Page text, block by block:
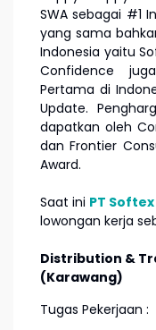
SWA sebagai #1
yang sama
Indonesia yaitu
Confidence
Pertama di
Update.
dapatkan oleh
dan Frontier
Award.
Saat ini PT
lowongan kerja
Distribution &
(Karawang)
Tugas Pekerjaan :